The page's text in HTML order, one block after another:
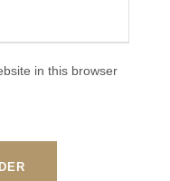
in this browser